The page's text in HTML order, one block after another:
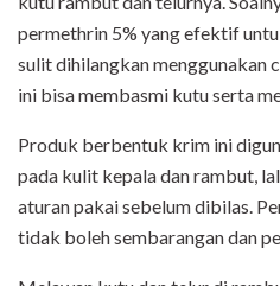
permethrin 5% yang efektif
sulit dihilangkan menggunakan
ini bisa membasmi kutu serta
Produk berbentuk krim ini
pada kulit kepala dan rambut,
aturan pakai sebelum dibilas.
tidak boleh sembarangan dan